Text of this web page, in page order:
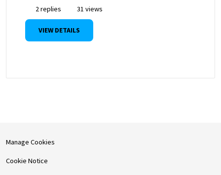
2 replies
31 views
VIEW DETAILS
Manage Cookies
Cookie Notice